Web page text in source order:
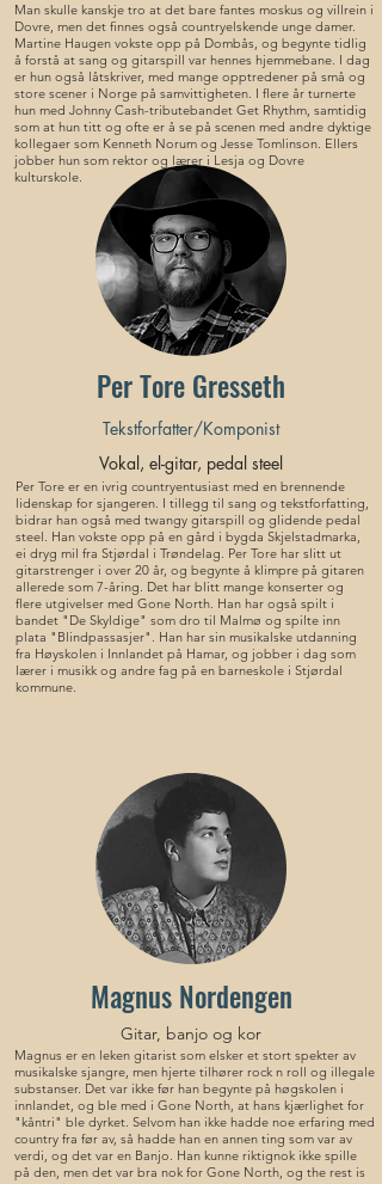
Per Tore Gresseth
Tekstforfatter/Komponist
Vokal, el-gitar, pedal steel
Man skulle kanskje tro at det bare fantes moskus og villrein i
Dovre, men det finnes også countryelskende unge damer.
Martine Haugen vokste opp på Dombås, og begynte tidlig
å forstå at sang og gitarspill var hennes hjemmebane. I dag
er hun også låtskriver, med mange opptredener på små og
store scener i Norge på samvittigheten. I flere år turnerte
hun med Johnny Cash-tributebandet Get Rhythm, samtidig
som at hun titt og ofte er å se på scenen med andre dyktige
kollegaer som Kenneth Norum og Jesse Tomlinson. Ellers
jobber hun som rektor og lærer i Lesja og Dovre
kulturskole.
Per Tore er en ivrig countryentusiast med en brennende
lidenskap for sjangeren. I tillegg til sang og tekstforfatting,
bidrar han også med twangy gitarspill og glidende pedal
steel. Han vokste opp på en gård i bygda Skjelstadmarka,
ei dryg mil fra Stjørdal i Trøndelag. Per Tore har slitt ut
gitarstrenger i over 20 år, og begynte å klimpre på gitaren
allerede som 7-åring. Det har blitt mange konserter og
flere utgivelser med Gone North. Han har også spilt i
bandet "De Skyldige" som dro til Malmø og spilte inn
plata "Blindpassasjer". Han har sin musikalske utdanning
fra Høyskolen i Innlandet på Hamar, og jobber i dag som
lærer i musikk og andre fag på en barneskole i Stjørdal
kommune.
Magnus Nordengen
Gitar, banjo og kor
Magnus er en leken gitarist som elsker et stort spekter av
musikalske sjangre, men hjerte tilhører rock n roll og illegale
substanser. Det var ikke før han begynte på høgskolen i
innlandet, og ble med i Gone North, at hans kjærlighet for
"kåntri" ble dyrket. Selvom han ikke hadde noe erfaring med
country fra før av, så hadde han en annen ting som var av
verdi, og det var en Banjo. Han kunne riktignok ikke spille
på den, men det var bra nok for Gone North, og the rest is